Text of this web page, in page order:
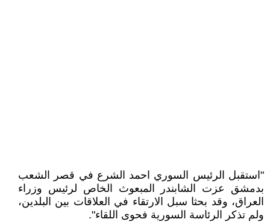
"استقبل الرئيس السوري احمد الشرع في قصر الشعب
بدمشق عزت الشابندر المبعوث الخاص لرئيس وزراء
العراق، وقد بحثا سبل الارتقاء في العلاقات بين البلدين،
ولم تذكر الرئاسة السورية فحوى اللقاء".